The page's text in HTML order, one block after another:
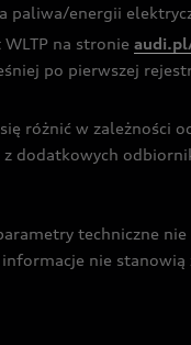
paliwa/energii
na stronie
po pierwszej
różnić w zależności
dodatkowych
techniczne
nie